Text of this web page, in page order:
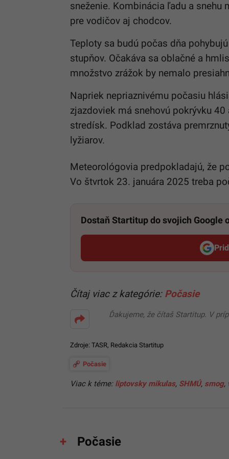
sneženie. Kombinácia ľadu a
pre vodičov aj chodcov.
Teploty sa budú počas dňa
stupňov. Očakáva sa oblačné a
množstvo zrážok by nemalo
Napriek nepriaznivému počasiu
zjazdoviek má snehovú pokrývku
stredísk. Podklad zostáva
lyžiarov.
Meteorológovia predpokladajú, že
Vo štvrtok 23. januára 2025 treba
Dostaň Startitup do svojich Google
Čítaj viac z kategórie: Počasie
Ďakujeme, že čítaš Startitup. V
Zdroje: TASR, Redakcia Startitup
Počasie
Viac k téme: liptovsky mikulas, SHMÚ, smog,
Počasie